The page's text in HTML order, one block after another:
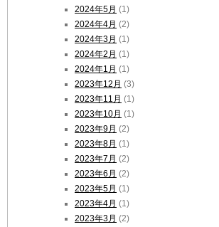
2024年5月 (1)
2024年4月 (2)
2024年3月 (1)
2024年2月 (1)
2024年1月 (1)
2023年12月 (3)
2023年11月 (1)
2023年10月 (1)
2023年9月 (2)
2023年8月 (1)
2023年7月 (2)
2023年6月 (2)
2023年5月 (1)
2023年4月 (1)
2023年3月 (2)